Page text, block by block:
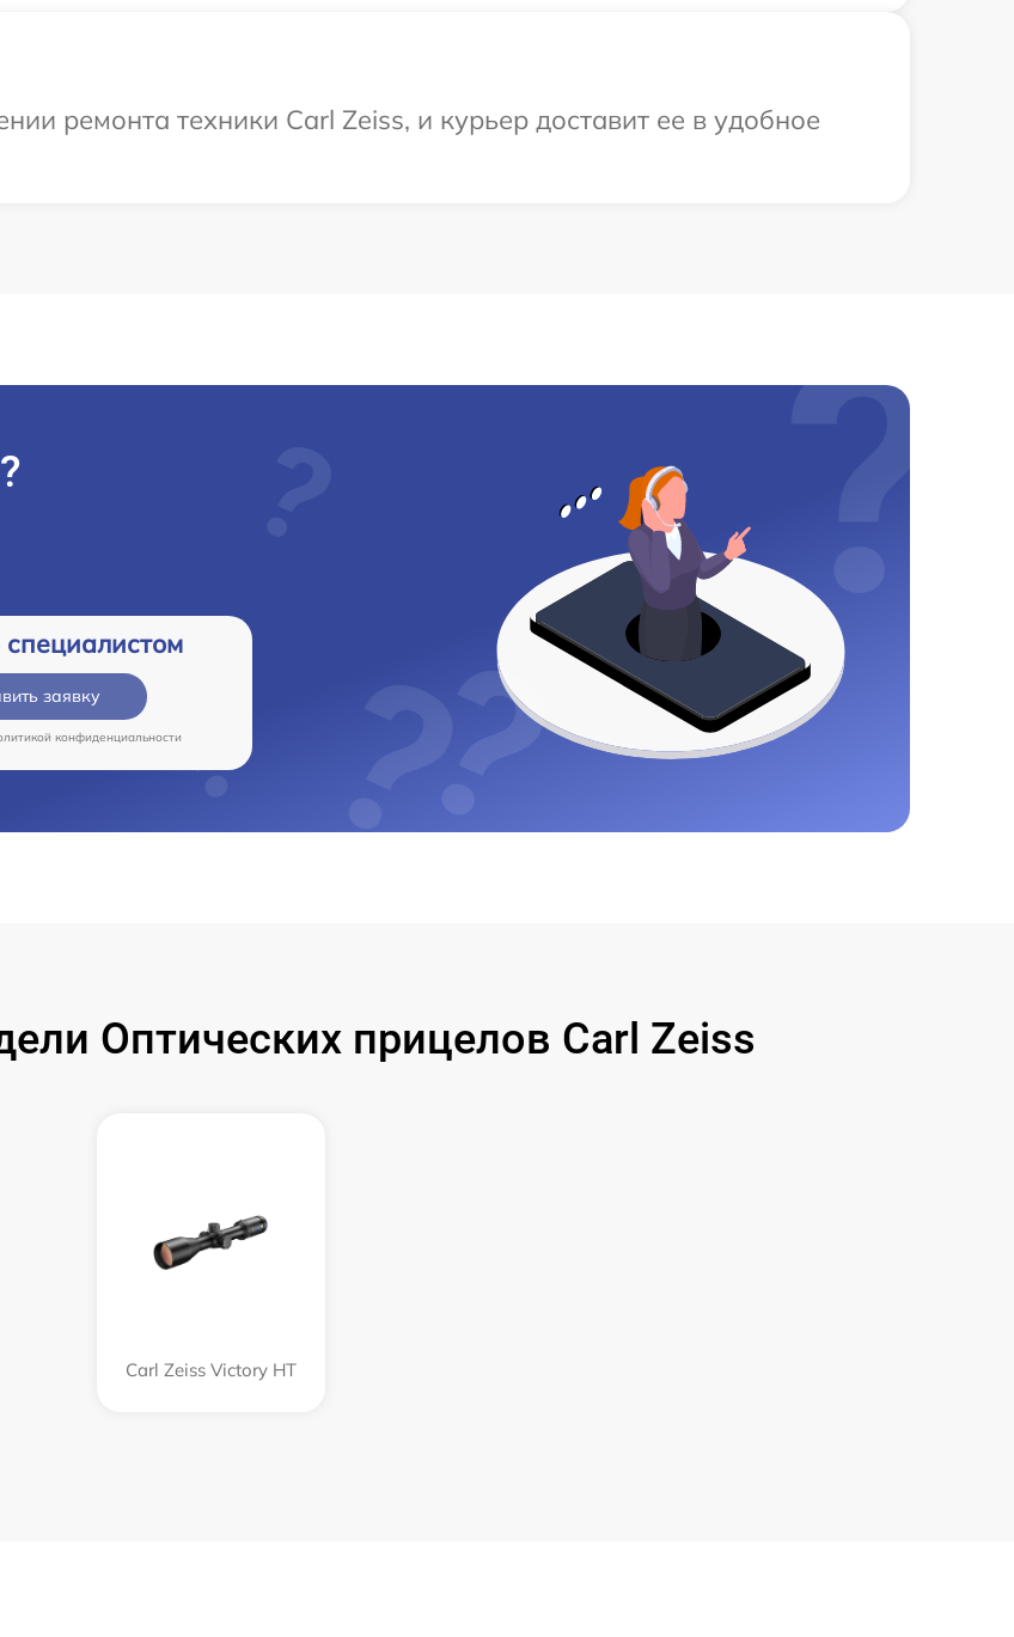
ремонта техники Carl Zeiss, и курьер доставит ее в удобное
специалистом
заявку
конфиденциальности
Оптических прицелов Carl Zeiss
Carl Zeiss Victory HT